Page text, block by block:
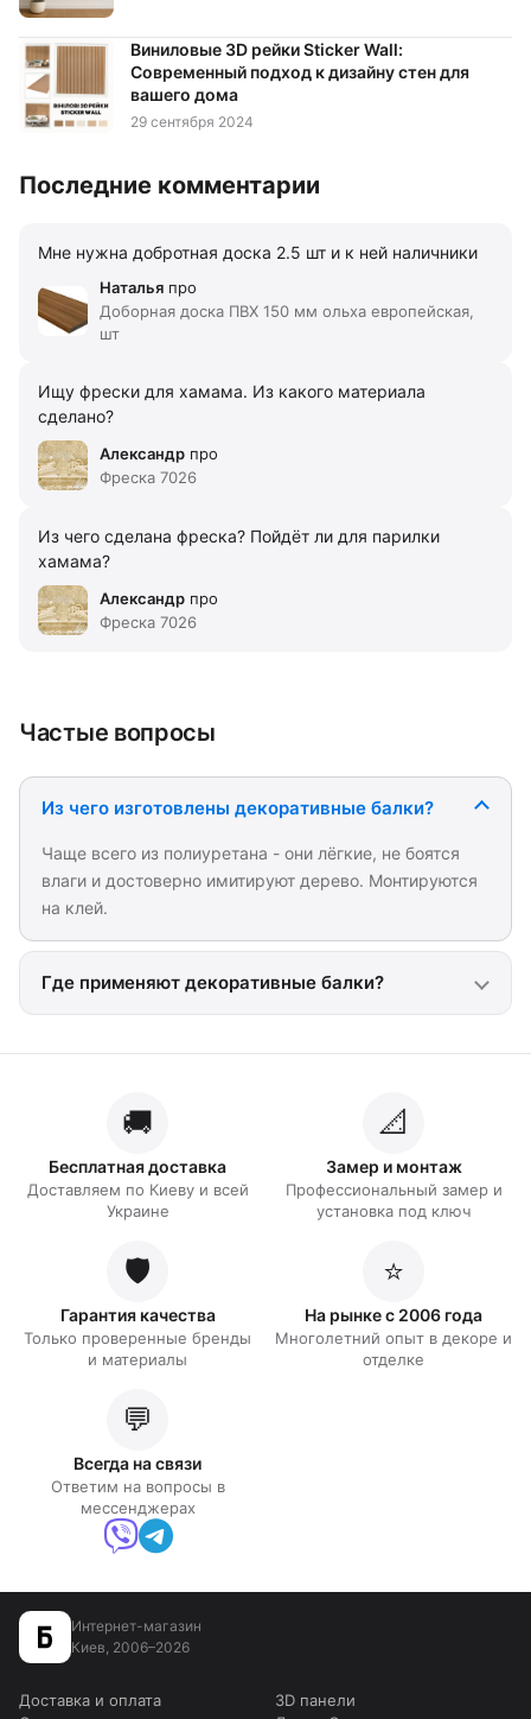
Виниловые 3D рейки Sticker Wall:
Современный подход к дизайну стен для
вашего дома
29 сентября 2024
Последние комментарии
Мне нужна добротная доска 2.5 шт и к ней наличники
Наталья про
Доборная доска ПВХ 150 мм ольха европейская,
шт
Ищу фрески для хамама. Из какого материала
сделано?
Александр про
Фреска 7026
Из чего сделана фреска? Пойдёт ли для парилки
хамама?
Александр про
Фреска 7026
Частые вопросы
Из чего изготовлены декоративные балки?
Чаще всего из полиуретана - они лёгкие, не боятся
влаги и достоверно имитируют дерево. Монтируются
на клей.
Где применяют декоративные балки?
🚚
Бесплатная доставка
Доставляем по Киеву и всей
Украине
📐
Замер и монтаж
Профессиональный замер и
установка под ключ
🛡️
Гарантия качества
Только проверенные бренды
и материалы
⭐
На рынке с 2006 года
Многолетний опыт в декоре и
отделке
💬
Всегда на связи
Ответим на вопросы в
мессенджерах
Интернет-магазин
Киев, 2006–2026
Доставка и оплата
3D панели